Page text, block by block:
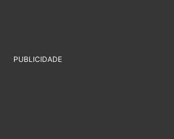
PUBLICIDADE